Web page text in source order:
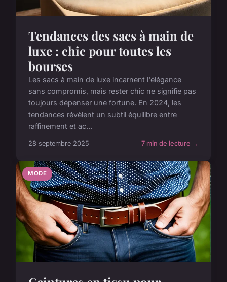
Tendances des sacs à main de
luxe : chic pour toutes les
bourses
Les sacs à main de luxe incarnent l'élégance
sans compromis, mais rester chic ne signifie pas
toujours dépenser une fortune. En 2024, les
tendances révèlent un subtil équilibre entre
raffinement et ac...
28 septembre 2025 7 min de lecture →
MODE